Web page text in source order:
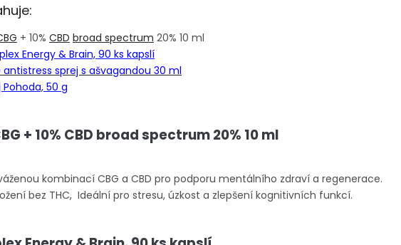
+ 10% CBD broad spectrum 20% 10 ml
Energy & Brain, 90 ks kapslí
antistress sprej s ašvagandou 30 ml
50 g
+ 10% CBD broad spectrum 20% 10 ml
kombinací CBG a CBD pro podporu mentálního zdraví a regenerace.
bez THC, Ideální pro stresu, úzkost a zlepšení kognitivních funkcí.